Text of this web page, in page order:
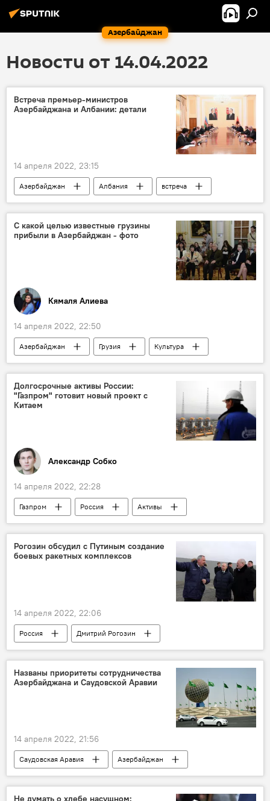
Азербайджан
Новости от 14.04.2022
Встреча премьер-министров
Азербайджана и Албании: детали
14 апреля 2022, 23:15
Азербайджан Албания
встреча
Политика
С какой целью известные грузины
прибыли в Азербайджан - фото
Кямаля Алиева
14 апреля 2022, 22:50
Азербайджан Грузия Культура
Долгосрочные активы России:
"Газпром" готовит новый проект с
Китаем
Александр Собко
14 апреля 2022, 22:28
Газпром Россия
Активы
Китай
Колумнисты
Рогозин обсудил с Путиным создание
боевых ракетных комплексов
14 апреля 2022, 22:06
Россия
Дмитрий Рогозин
Владимир Путин
Названы приоритеты сотрудничества
Азербайджана и Саудовской Аравии
14 апреля 2022, 21:56
Саудовская Аравия
Азербайджан
сотрудничество
Приоритет
Не думать о хлебе насущном: